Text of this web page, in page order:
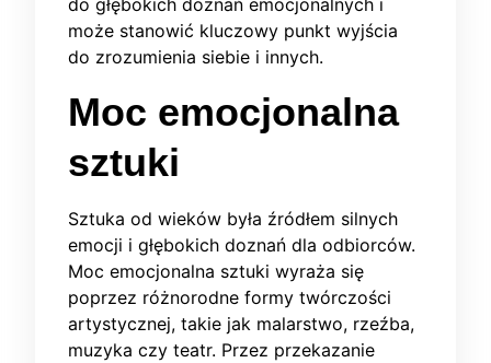
do głębokich doznań emocjonalnych i
może stanowić kluczowy punkt wyjścia
do zrozumienia siebie i innych.
Moc emocjonalna
sztuki
Sztuka od wieków była źródłem silnych
emocji i głębokich doznań dla odbiorców.
Moc emocjonalna sztuki wyraża się
poprzez różnorodne formy twórczości
artystycznej, takie jak malarstwo, rzeźba,
muzyka czy teatr. Przez przekazanie